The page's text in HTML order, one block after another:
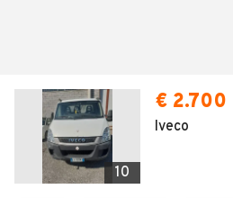
10
€ 2.700
Iveco